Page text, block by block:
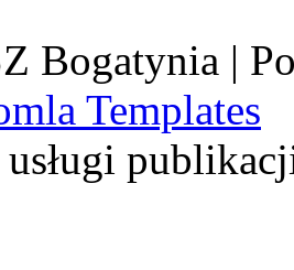
Bogatynia |
Templates
usługi